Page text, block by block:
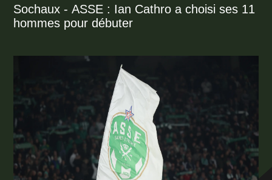
Sochaux - ASSE : Ian Cathro a choisi ses 11
hommes pour débuter